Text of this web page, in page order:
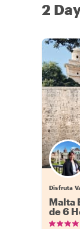
2
Disfruta
Malta
de 6